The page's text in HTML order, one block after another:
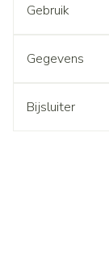
Gebruik
Gegevens
Bijsluiter